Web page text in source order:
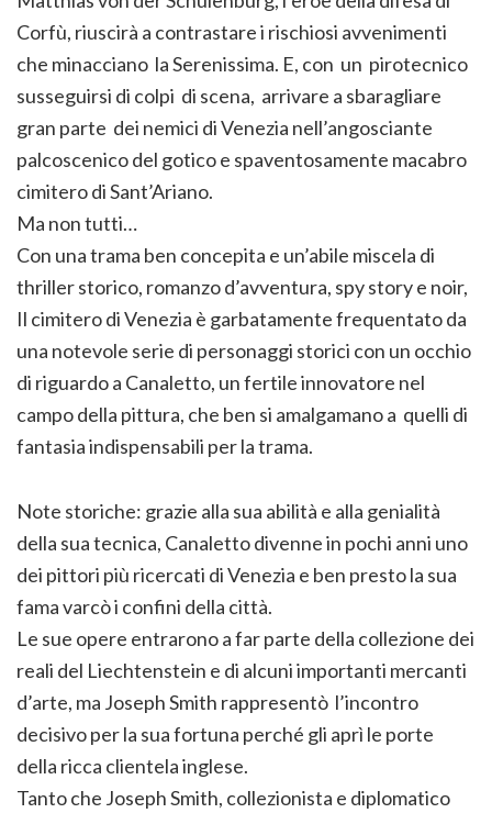
Corfù, riuscirà a contrastare i rischiosi avvenimenti
che minacciano la Serenissima. E, con un pirotecnico
susseguirsi di colpi di scena, arrivare a sbaragliare
gran parte dei nemici di Venezia nell’angosciante
palcoscenico del gotico e spaventosamente macabro
cimitero di Sant’Ariano.
Ma non tutti…
Con una trama ben concepita e un’abile miscela di
thriller storico, romanzo d’avventura, spy story e noir,
Il cimitero di Venezia è garbatamente frequentato da
una notevole serie di personaggi storici con un occhio
di riguardo a Canaletto, un fertile innovatore nel
campo della pittura, che ben si amalgamano a quelli di
fantasia indispensabili per la trama.
Note storiche: grazie alla sua abilità e alla genialità
della sua tecnica, Canaletto divenne in pochi anni uno
dei pittori più ricercati di Venezia e ben presto la sua
fama varcò i confini della città.
Le sue opere entrarono a far parte della collezione dei
reali del Liechtenstein e di alcuni importanti mercanti
d’arte, ma Joseph Smith rappresentò l’incontro
decisivo per la sua fortuna perché gli aprì le porte
della ricca clientela inglese.
Tanto che Joseph Smith, collezionista e diplomatico